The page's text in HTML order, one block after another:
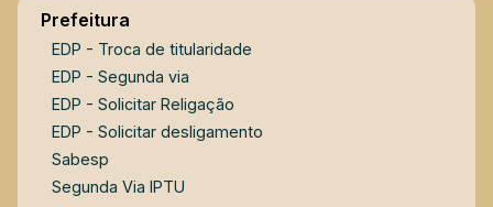
Prefeitura
EDP - Troca de titularidade
EDP - Segunda via
EDP - Solicitar Religação
EDP - Solicitar desligamento
Sabesp
Segunda Via IPTU